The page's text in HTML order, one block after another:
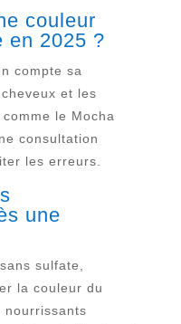
couleur
en 2025 ?
compte sa
et les
le Mocha
consultation
les erreurs.
une
sulfate,
la couleur du
nourrissants